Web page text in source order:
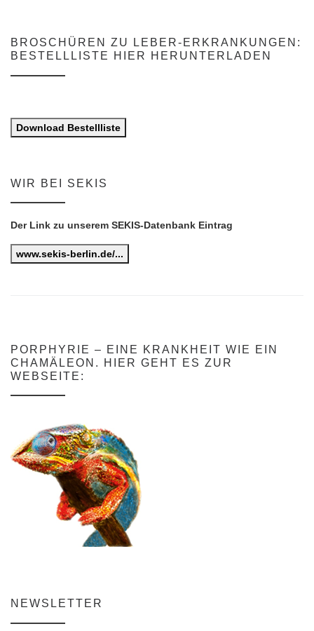
BROSCHÜREN ZU LEBER-ERKRANKUNGEN:
BESTELLLISTE HIER HERUNTERLADEN
Download Bestellliste
WIR BEI SEKIS
Der Link zu unserem SEKIS-Datenbank Eintrag
www.sekis-berlin.de/...
PORPHYRIE – EINE KRANKHEIT WIE EIN
CHAMÄLEON. HIER GEHT ES ZUR
WEBSEITE:
NEWSLETTER